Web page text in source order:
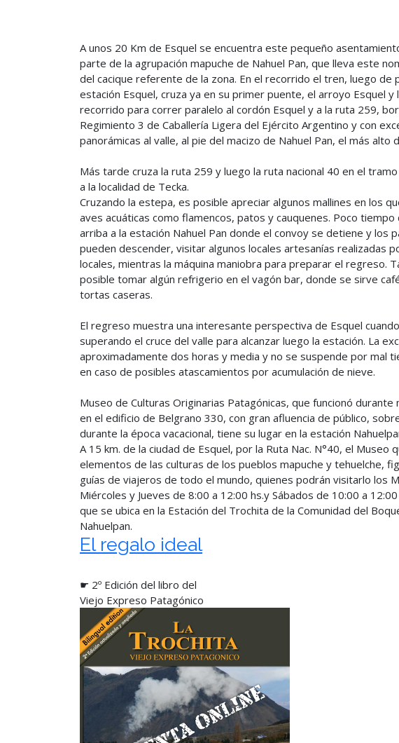
A unos 20 Km de Esquel se encuentra este pequeño
parte de la agrupación mapuche de Nahuel Pan, que lleva este
del cacique referente de la zona. En el recorrido el tren, luego de
estación Esquel, cruza ya en su primer puente, el arroyo Esquel y
recorrido para correr paralelo al cordón Esquel y a la ruta 259,
Regimiento 3 de Caballería Ligera del Ejército Argentino y con
panorámicas al valle, al pie del macizo de Nahuel Pan, el más alto
Más tarde cruza la ruta 259 y luego la ruta nacional 40 en el
a la localidad de Tecka.
Cruzando la estepa, es posible apreciar algunos mallines en los
aves acuáticas como flamencos, patos y cauquenes. Poco tiempo
arriba a la estación Nahuel Pan donde el convoy se detiene y los
pueden descender, visitar algunos locales artesanías realizadas
locales, mientras la máquina maniobra para preparar el regreso.
posible tomar algún refrigerio en el vagón bar, donde se sirve
tortas caseras.
El regreso muestra una interesante perspectiva de Esquel
superando el cruce del valle para alcanzar luego la estación. La
aproximadamente dos horas y media y no se suspende por mal
en caso de posibles atascamientos por acumulación de nieve.
Museo de Culturas Originarias Patagónicas, que funcionó durante
en el edificio de Belgrano 330, con gran afluencia de público,
durante la época vacacional, tiene su lugar en la estación
A 15 km. de la ciudad de Esquel, por la Ruta Nac. N°40, el Museo
elementos de las culturas de los pueblos mapuche y tehuelche,
guías de viajeros de todo el mundo, quienes podrán visitarlo los
Miércoles y Jueves de 8:00 a 12:00 hs.y Sábados de 10:00 a
que se ubica en la Estación del Trochita de la Comunidad del
Nahuelpan.
El regalo ideal
☛ 2º Edición del libro del
Viejo Expreso Patagónico